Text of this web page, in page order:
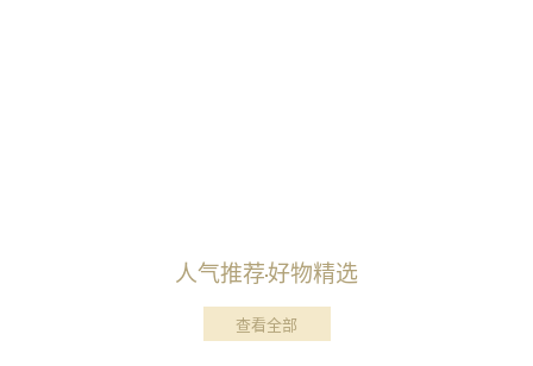
人气推荐好物精选
查看全部